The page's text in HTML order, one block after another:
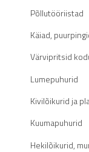
Põllutööriistad
Käiad,
Värvipritsid
Lumepuhurid
Kivilõikurid ja
Kuumapuhurid
Hekilõikurid,